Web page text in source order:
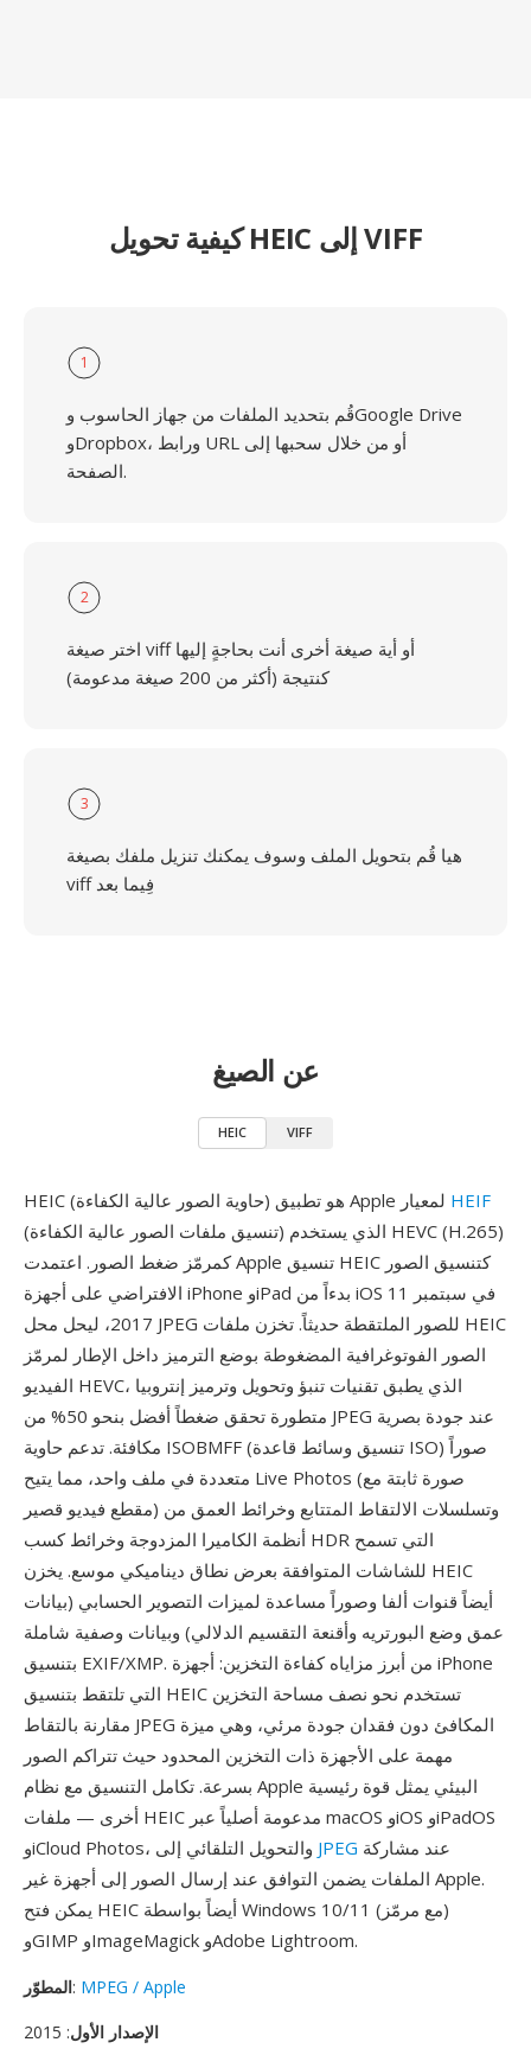
كيفية تحويل HEIC إلى VIFF
1
قُم بتحديد الملفات من جهاز الحاسوب وGoogle Drive
وDropbox، ورابط URL أو من خلال سحبها إلى
الصفحة.
2
اختر صيغة viff أو أية صيغة أخرى أنت بحاجةٍ إليها
كنتيجة (أكثر من 200 صيغة مدعومة)
3
هيا قُم بتحويل الملف وسوف يمكنك تنزيل ملفك بصيغة
viff فِيما بعد
عن الصيغ
HEIC VIFF
HEIF
(تنسيق ملفات الصور عالية الكفاءة) الذي يستخدم HEVC (H.265)
كمرمّز ضغط الصور. اعتمدت Apple تنسيق HEIC كتنسيق الصور
الافتراضي على أجهزة iPhone وiPad بدءاً من iOS 11 في سبتمبر
2017، ليحل محل JPEG للصور الملتقطة حديثاً. تخزن ملفات HEIC
الصور الفوتوغرافية المضغوطة بوضع الترميز داخل الإطار لمرمّز
الفيديو HEVC، الذي يطبق تقنيات تنبؤ وتحويل وترميز إنتروبيا
متطورة تحقق ضغطاً أفضل بنحو 50% من JPEG عند جودة بصرية
مكافئة. تدعم حاوية ISOBMFF (تنسيق وسائط قاعدة ISO) صوراً
متعددة في ملف واحد، مما يتيح Live Photos (صورة ثابتة مع
مقطع فيديو قصير) وتسلسلات الالتقاط المتتابع وخرائط العمق من
أنظمة الكاميرا المزدوجة وخرائط كسب HDR التي تسمح
للشاشات المتوافقة بعرض نطاق ديناميكي موسع. يخزن HEIC
أيضاً قنوات ألفا وصوراً مساعدة لميزات التصوير الحسابي (بيانات
عمق وضع البورتريه وأقنعة التقسيم الدلالي) وبيانات وصفية شاملة
بتنسيق EXIF/XMP. من أبرز مزاياه كفاءة التخزين: أجهزة iPhone
التي تلتقط بتنسيق HEIC تستخدم نحو نصف مساحة التخزين
مقارنة بالتقاط JPEG المكافئ دون فقدان جودة مرئي، وهي ميزة
مهمة على الأجهزة ذات التخزين المحدود حيث تتراكم الصور
بسرعة. تكامل التنسيق مع نظام Apple البيئي يمثل قوة رئيسية
أخرى — ملفات HEIC مدعومة أصلياً عبر macOS وiOS وiPadOS
JPEG
الملفات يضمن التوافق عند إرسال الصور إلى أجهزة غير Apple.
يمكن فتح HEIC أيضاً بواسطة Windows 10/11 (مع مرمّز)
وGIMP وImageMagick وAdobe Lightroom.
المطوّر: MPEG / Apple
الإصدار الأول: 2015